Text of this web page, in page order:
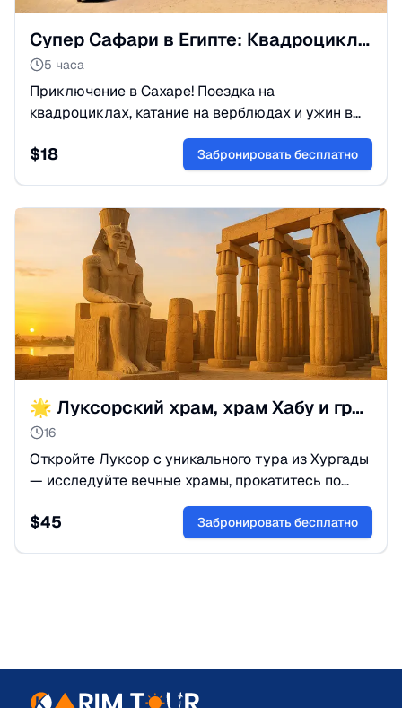
Супер Сафари в Египте: Квадроциклы и Деревня Бедуинов
5 часа
Приключение в Сахаре! Поездка на
квадроциклах, катание на верблюдах и ужин в
деревне бедуинов с восточным шоу. Встретьте
закат в самом сердце пустыни!
$18 Забронировать бесплатно
🌟 Луксорский храм, храм Хабу и гробницы знати | Хургада
16
Откройте Луксор с уникального тура из Хургады
— исследуйте вечные храмы, прокатитесь по
Нилу на катере и прогуляйтесь по некрополю
фараонов.
$45 Забронировать бесплатно